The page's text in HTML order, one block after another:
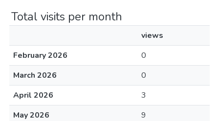
Total visits per month
views
February 2026
0
March 2026
0
April 2026
3
May 2026
9